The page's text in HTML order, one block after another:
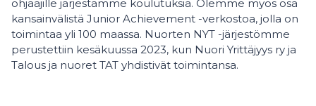
ohjaajille järjestämme koulutuksia. Olemme myös osa
kansainvälistä Junior Achievement -verkostoa, jolla on
toimintaa yli 100 maassa. Nuorten NYT -järjestömme
perustettiin kesäkuussa 2023, kun Nuori Yrittäjyys ry ja
Talous ja nuoret TAT yhdistivät toimintansa.